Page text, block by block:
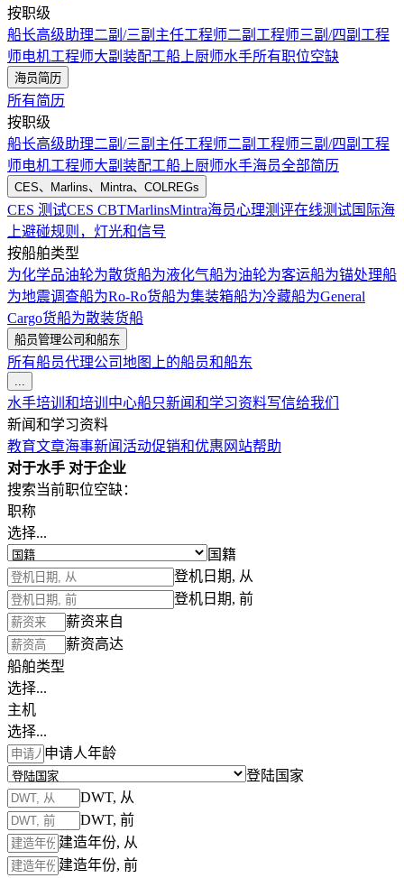
按职级
船长高级助理二副/三副 主任工程师二副工程师三副/四副工程
师电机工程师大副 装配工船上厨师水手所有职位空缺
海员简历
所有简历
按职级
船长高级助理二副/三副 主任工程师二副工程师三副/四副工程
师电机工程师大副 装配工船上厨师水手海员全部简历
CES、Marlins、Mintra、COLREGs
CES 测试CES CBTMarlinsMintra海员心理测评在线测试国际海
上避碰规则，灯光和信号
按船舶类型
为化学品油轮为散货船为液化气船为油轮为客运船为锚处理船
为地震调查船为Ro-Ro货船为集装箱船为冷藏船为General
Cargo货船为散装货船
船员管理公司和船东
所有船员代理公司地图上的船员和船东
...
水手培训和培训中心船只新闻和学习资料写信给我们
新闻和学习资料
教育文章海事新闻活动促销和优惠 网站帮助
对于水手 对于企业
搜索当前职位空缺：
职称
选择...
国籍
登机日期, 从
登机日期, 前
薪资来自
薪资高达
船舶类型
选择...
主机
选择...
申请人年龄
登陆国家
DWT, 从
DWT, 前
建造年份, 从
建造年份, 前